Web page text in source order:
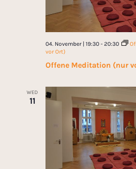
Offene Meditation (nur
04. November | 19:30- 20:30
vor Ort)
WED
11